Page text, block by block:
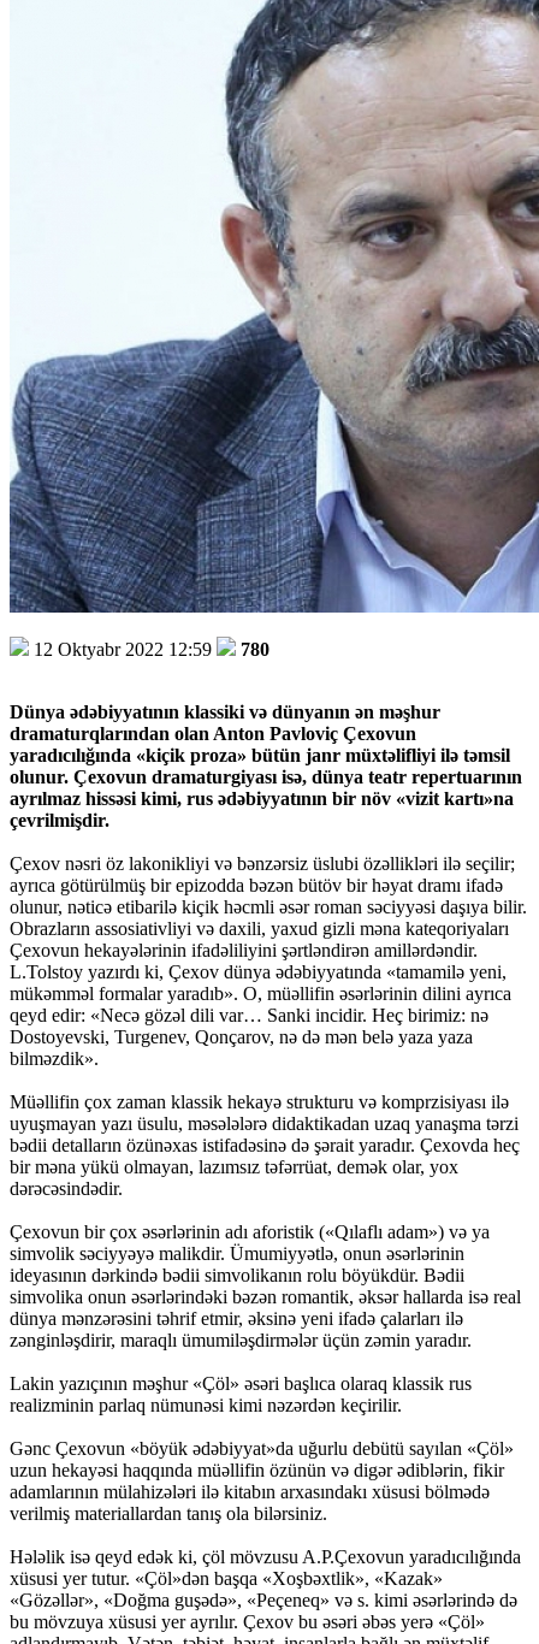
12 Oktyabr 2022 12:59 780
Dünya ədəbiyyatının klassiki və dünyanın ən məşhur
dramaturqlarından olan Anton Pavloviç Çexovun
yaradıcılığında «kiçik proza» bütün janr müxtəlifliyi ilə təmsil
olunur. Çexovun dramaturgiyası isə, dünya teatr repertuarının
ayrılmaz hissəsi kimi, rus ədəbiyyatının bir növ «vizit kartı»na
çevrilmişdir.
Çexov nəsri öz lakonikliyi və bənzərsiz üslubi özəllikləri ilə seçilir;
ayrıca götürülmüş bir epizodda bəzən bütöv bir həyat dramı ifadə
olunur, nəticə etibarilə kiçik həcmli əsər roman səciyyəsi daşıya bilir.
Obrazların assosiativliyi və daxili, yaxud gizli məna kateqoriyaları
Çexovun hekayələrinin ifadəliliyini şərtləndirən amillərdəndir.
L.Tolstoy yazırdı ki, Çexov dünya ədəbiyyatında «tamamilə yeni,
mükəmməl formalar yaradıb». O, müəllifin əsərlərinin dilini ayrıca
qeyd edir: «Necə gözəl dili var… Sanki incidir. Heç birimiz: nə
Dostoyevski, Turgenev, Qonçarov, nə də mən belə yaza yaza
bilməzdik».
Müəllifin çox zaman klassik hekayə strukturu və komprzisiyası ilə
uyuşmayan yazı üsulu, məsələlərə didaktikadan uzaq yanaşma tərzi
bədii detalların özünəxas istifadəsinə də şərait yaradır. Çexovda heç
bir məna yükü olmayan, lazımsız təfərrüat, demək olar, yox
dərəcəsindədir.
Çexovun bir çox əsərlərinin adı aforistik («Qılaflı adam») və ya
simvolik səciyyəyə malikdir. Ümumiyyətlə, onun əsərlərinin
ideyasının dərkində bədii simvolikanın rolu böyükdür. Bədii
simvolika onun əsərlərindəki bəzən romantik, əksər hallarda isə real
dünya mənzərəsini təhrif etmir, əksinə yeni ifadə çalarları ilə
zənginləşdirir, maraqlı ümumiləşdirmələr üçün zəmin yaradır.
Lakin yazıçının məşhur «Çöl» əsəri başlıca olaraq klassik rus
realizminin parlaq nümunəsi kimi nəzərdən keçirilir.
Gənc Çexovun «böyük ədəbiyyat»da uğurlu debütü sayılan «Çöl»
uzun hekayəsi haqqında müəllifin özünün və digər ədiblərin, fikir
adamlarının mülahizələri ilə kitabın arxasındakı xüsusi bölmədə
verilmiş materiallardan tanış ola bilərsiniz.
Hələlik isə qeyd edək ki, çöl mövzusu A.P.Çexovun yaradıcılığında
xüsusi yer tutur. «Çöl»dən başqa «Xoşbəxtlik», «Kazak»
«Gözəllər», «Doğma guşədə», «Peçeneq» və s. kimi əsərlərində də
bu mövzuya xüsusi yer ayrılır. Çexov bu əsəri əbəs yerə «Çöl»